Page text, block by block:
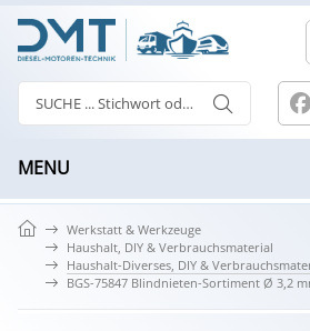
MENU
Werkstatt & Werkzeuge
Haushalt, DIY & Verbrauchsmaterial
Haushalt-Diverses, DIY &
BGS-75847 Blindnieten-Sortiment Ø 3,2